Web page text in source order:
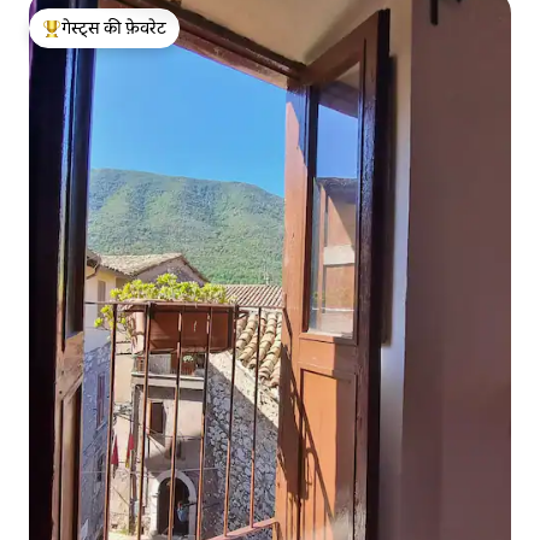
गेस्ट्स का टॉप फ़ेवरेट
गेस्ट्स की फ़ेवरेट